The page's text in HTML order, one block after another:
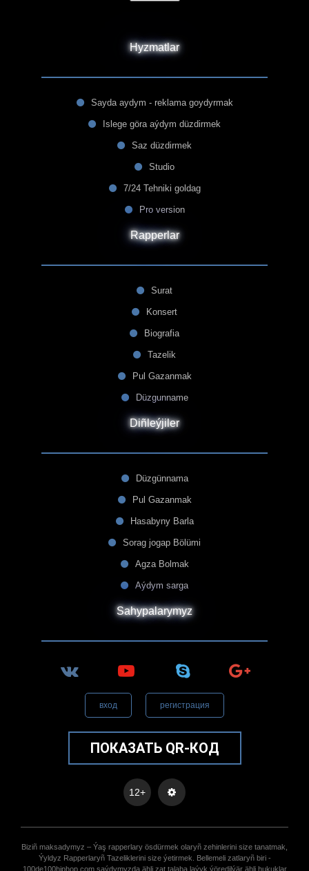
Hyzmatlar
Sayda aydym - reklama goydyrmak
Islege göra aýdym düzdirmek
Saz düzdirmek
Studio
7/24 Tehniki goldag
Pro version
Rapperlar
Surat
Konsert
Biografia
Tazelik
Pul Gazanmak
Düzgunname
Diñleýjiler
Düzgünnama
Pul Gazanmak
Hasabyny Barla
Sorag jogap Bölümi
Agza Bolmak
Aýdym sarga
Sahypalarymyz
вход регистрация
ПОКАЗАТЬ QR-КОД
12+
Biziñ maksadymyz – Ýaş rapperlary ösdürmek olaryñ zehinlerini size tanatmak,
Ýyldyz Rapperlaryñ Tazeliklerini size ýetirmek. Bellemeli zatlaryñ biri -
100de100hiphop.com saýdymyzda ähli zat talaba laýyk ýöredilýär ähli hukuklar